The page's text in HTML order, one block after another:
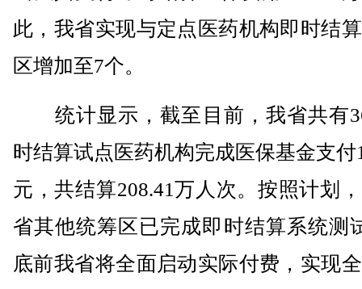
此，我省实现与定点医药机构即时结
区增加至7个。
统计显示，截至目前，我省共有
时结算试点医药机构完成医保基金支付
元，共结算208.41万人次。按照计划
省其他统筹区已完成即时结算系统测
底前我省将全面启动实际付费，实现